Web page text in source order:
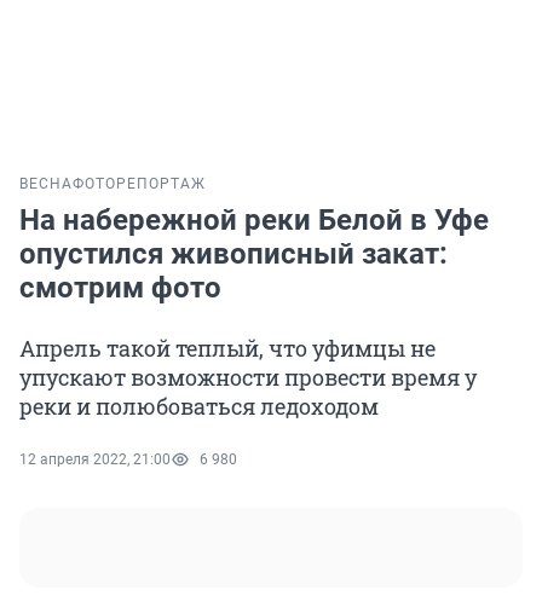
ВЕСНАФОТОРЕПОРТАЖ
На набережной реки Белой в Уфе
опустился живописный закат:
смотрим фото
Апрель такой теплый, что уфимцы не
упускают возможности провести время у
реки и полюбоваться ледоходом
12 апреля 2022, 21:00 6 980